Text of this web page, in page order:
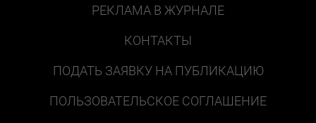
РЕКЛАМА В ЖУРНАЛЕ
КОНТАКТЫ
ПОДАТЬ ЗАЯВКУ НА ПУБЛИКАЦИЮ
ПОЛЬЗОВАТЕЛЬСКОЕ СОГЛАШЕНИЕ